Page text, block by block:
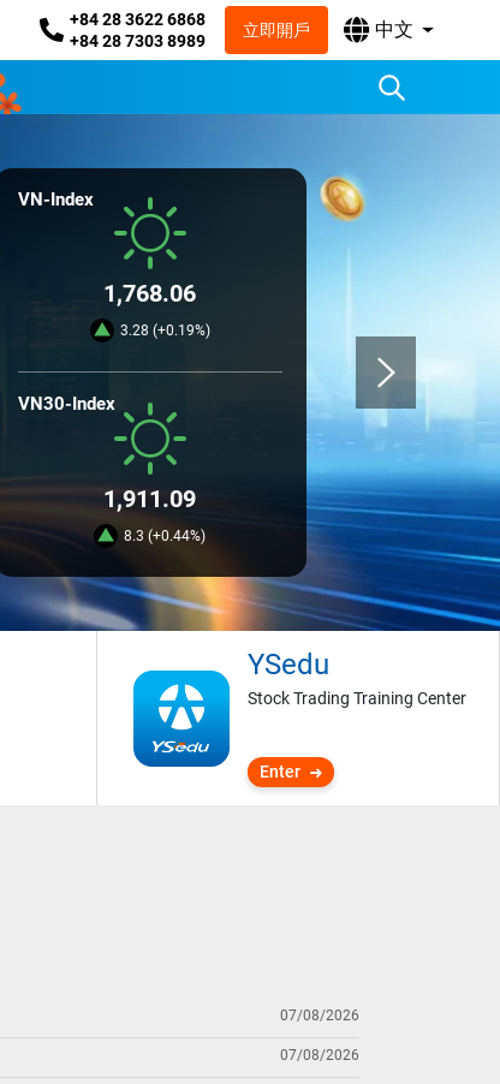
+84 28 3622 6868
+84 28 7303 8989
立即開戶 中文
VN-Index
1,768.06
3.28 (+0.19%)
VN30-Index
1,911.09
8.3 (+0.44%)
YSedu
Stock Trading Training Center
Enter
07/08/2026
07/08/2026